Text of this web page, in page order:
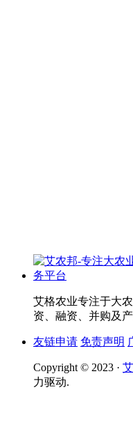
艾格农业专注于大
资、融资、并购及
友链申请 免责声明
Copyright © 2023 ·
力驱动.